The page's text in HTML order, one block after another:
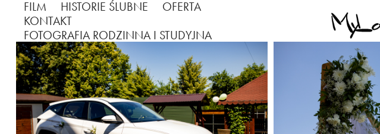
FILM HISTORIE ŚLUBNE
OFERTA
KONTAKT
FOTOGRAFIA RODZINNA I STUDYJNA